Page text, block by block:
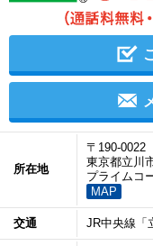
所在地
〒190-0022
東京都立川
プライムコ
MAP
交通 JR中央線「